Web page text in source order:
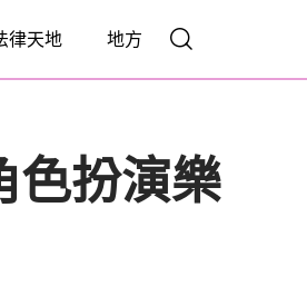
律天地 地方
扮演樂